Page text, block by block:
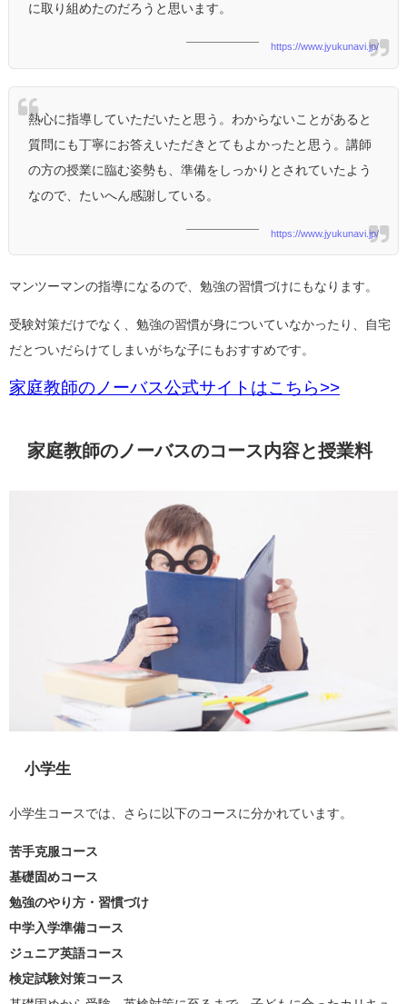
に取り組めたのだろうと思います。
https://www.jyukunavi.jp/
熱心に指導していただいたと思う。わからないことがあると
質問にも丁寧にお答えいただきとてもよかったと思う。講師
の方の授業に臨む姿勢も、準備をしっかりとされていたよう
なので、たいへん感謝している。
https://www.jyukunavi.jp/
マンツーマンの指導になるので、勉強の習慣づけにもなります。
受験対策だけでなく、勉強の習慣が身についていなかったり、自宅
だとついだらけてしまいがちな子にもおすすめです。
家庭教師のノーバス公式サイトはこちら>>
家庭教師のノーバスのコース内容と授業料
小学生
小学生コースでは、さらに以下のコースに分かれています。
苦手克服コース
基礎固めコース
勉強のやり方・習慣づけ
中学入学準備コース
ジュニア英語コース
検定試験対策コース